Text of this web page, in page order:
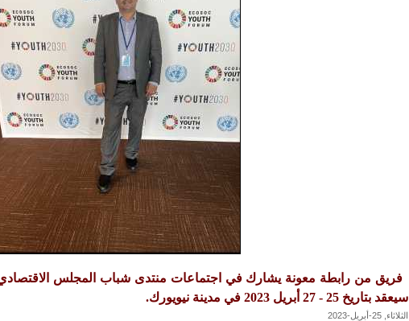
فريق من رابطة معونة يشارك في اجتماعات منتدى شباب المجلس الاقتصادي
سيعقد بتاريخ 25 - 27 أبريل 2023 في مدينة نيويورك.
الثلاثاء, 25-أبريل-2023